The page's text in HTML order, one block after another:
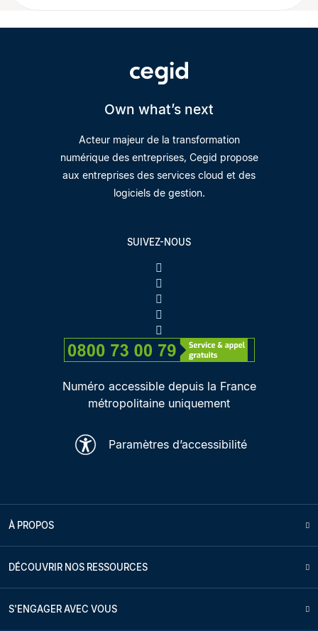
Own what’s next
Acteur majeur de la transformation
numérique des entreprises, Cegid propose
aux entreprises des services cloud et des
logiciels de gestion.
SUIVEZ-NOUS
Numéro accessible depuis la France
métropolitaine uniquement
Paramètres d’accessibilité
À PROPOS
DÉCOUVRIR NOS RESSOURCES
S'ENGAGER AVEC VOUS